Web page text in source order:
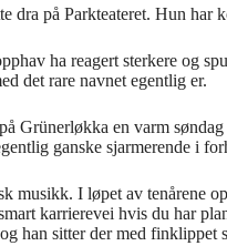
dra på Parkteateret. Hun
ha reagert sterkere og
det rare navnet egentlig er.
Grünerløkka en varm
ganske sjarmerende i
musikk. I løpet av tenårene
karrierevei hvis du har
han sitter der med